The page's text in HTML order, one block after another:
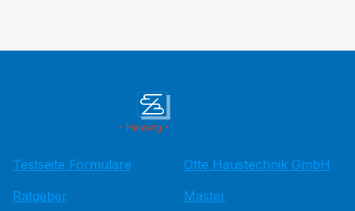
Testseite Formulare
Ratgeber
Otte Haustechnik GmbH
Master